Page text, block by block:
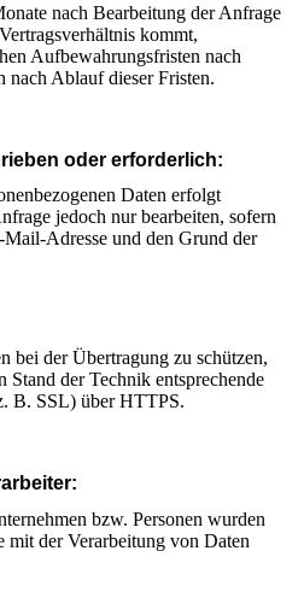
nach Bearbeitung der Anfrage
kommt,
Aufbewahrungsfristen nach
Ablauf dieser Fristen.
oder erforderlich:
Daten erfolgt
jedoch nur bearbeiten, sofern
Adresse und den Grund der
bei der Übertragung zu schützen,
der Technik entsprechende
B. SSL) über HTTPS.
bzw. Personen wurden
mit der Verarbeitung von Daten